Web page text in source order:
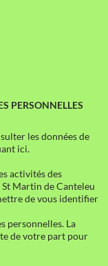
PERSONNELLES
les données de
ici.
activités des
St Martin de Canteleu
de vous identifier
personnelles. La
de votre part pour